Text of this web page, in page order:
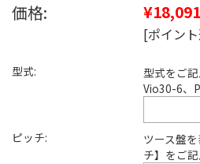
価格: ¥18,091
[ポイン
型式:
型式をご
Vio30-6、
ピッチ:
ツース盤
チ】をご